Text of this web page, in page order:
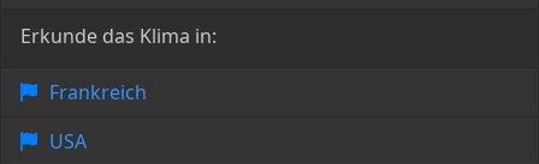
Erkunde das Klima in:
Frankreich
USA